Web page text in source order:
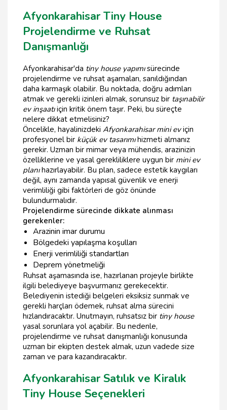
Afyonkarahisar Tiny House
Projelendirme ve Ruhsat
Danışmanlığı
Afyonkarahisar'da tiny house yapımısürecinde
projelendirme ve ruhsat aşamaları, sanıldığından
daha karmaşık olabilir. Bu noktada, doğru adımları
atmak ve gerekli izinleri almak, sorunsuz bir taşınabilir
ev inşaatıiçin kritik önem taşır. Peki, bu süreçte
nelere dikkat etmelisiniz?
Öncelikle, hayalinizdeki Afyonkarahisar mini eviçin
profesyonel bir küçük ev tasarımıhizmeti almanız
gerekir. Uzman bir mimar veya mühendis, arazinizin
özelliklerine ve yasal gerekliliklere uygun bir mini ev
planıhazırlayabilir. Bu plan, sadece estetik kaygıları
değil, aynı zamanda yapısal güvenlik ve enerji
verimliliği gibi faktörleri de göz önünde
bulundurmalıdır.
Projelendirme sürecinde dikkate alınması
gerekenler:
Arazinin imar durumu
Bölgedeki yapılaşma koşulları
Enerji verimliliği standartları
Deprem yönetmeliği
Ruhsat aşamasında ise, hazırlanan projeyle birlikte
ilgili belediyeye başvurmanız gerekecektir.
Belediyenin istediği belgeleri eksiksiz sunmak ve
gerekli harçları ödemek, ruhsat alma sürecini
hızlandıracaktır. Unutmayın, ruhsatsız bir tiny house
yasal sorunlara yol açabilir. Bu nedenle,
projelendirme ve ruhsat danışmanlığı konusunda
uzman bir ekipten destek almak, uzun vadede size
zaman ve para kazandıracaktır.
Afyonkarahisar Satılık ve Kiralık
Tiny House Seçenekleri